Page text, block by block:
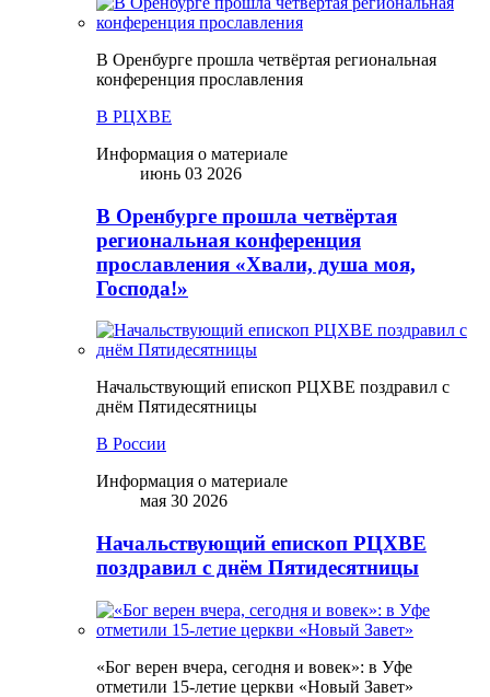
В Оренбурге прошла четвёртая региональная
конференция прославления
В РЦХВЕ
Информация о материале
июнь 03 2026
В Оренбурге прошла четвёртая
региональная конференция
прославления «Хвали, душа моя,
Господа!»
Начальствующий епископ РЦХВЕ поздравил с
днём Пятидесятницы
В России
Информация о материале
мая 30 2026
Начальствующий епископ РЦХВЕ
поздравил с днём Пятидесятницы
«Бог верен вчера, сегодня и вовек»: в Уфе
отметили 15-летие церкви «Новый Завет»